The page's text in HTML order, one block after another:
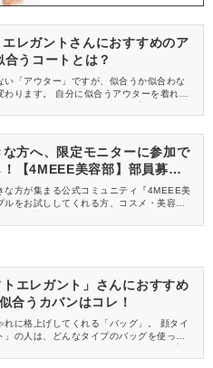
レガントさんにおすすめのア
うコートとは？
い「アウター」ですが、似合うか似合わな
わります。 自分に似合うアウターを着れ
すすめのアウターをご紹介します。
方へ、限定モニターに参加で
【4MEEE美容部】部員募集
な方が集まる公式コミュニティ『4MEEE美
をお試ししてくれる方、コスメ・美容情報
エレガント」さんにおすすめ
合うカバンはコレ！
れに格上げしてくれる「バッグ」。 顔タイ
の人は、どんなタイプのバッグを使って
ンがあるんですよ！ この記事では、顔タイ